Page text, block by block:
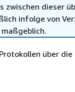
zwischen dieser
infolge von
über die